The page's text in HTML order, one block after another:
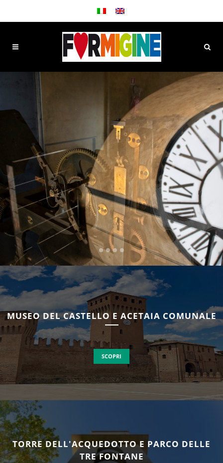
SCOPRI
FORMIGINE
LA CITTÀ DELLA "BUONA VITA"
MUSEO DEL CASTELLO E ACETAIA COMUNALE
SCOPRI
TORRE DELL'ACQUEDOTTO E PARCO DELLE
TRE FONTANE